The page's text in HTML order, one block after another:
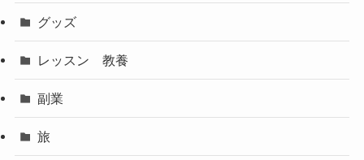
グッズ
レッスン 教養
副業
旅